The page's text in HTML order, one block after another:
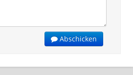
Abschicken